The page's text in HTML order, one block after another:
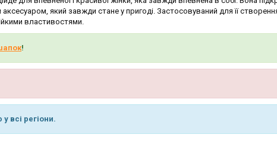
аксесуаром, який завжди стане у пригоді. Застосовуваний для її
властивостями.
!
всі регіони.